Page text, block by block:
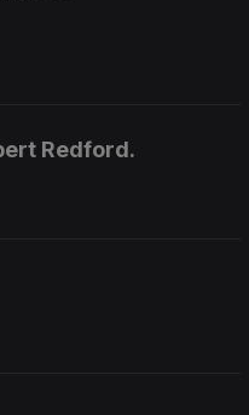
Redford.